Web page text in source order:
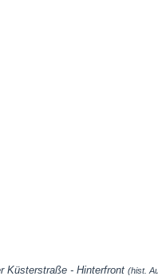
Küsterstraße - Hinterfront(hist.